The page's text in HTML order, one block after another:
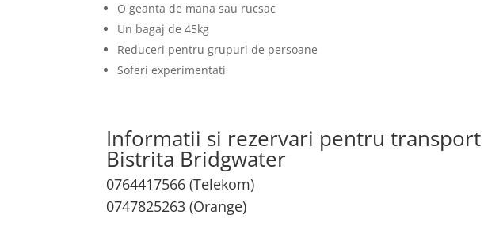
O geanta de mana sau rucsac
Un bagaj de 45kg
Reduceri pentru grupuri de persoane
Soferi experimentati
Informatii si rezervari pentru
Bistrita Bridgwater
0764417566 (Telekom)
0747825263 (Orange)